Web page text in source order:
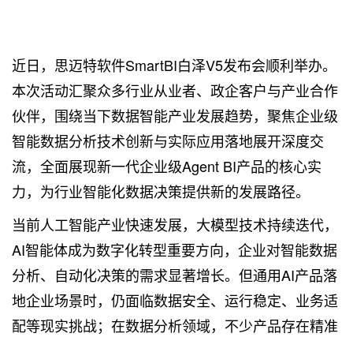
近日，思迈特软件SmartBI白泽V5发布会顺利举办。
本次活动汇聚众多行业从业者、政企客户与产业合作
伙伴，围绕当下数据智能产业发展趋势，聚焦企业级
智能数据分析技术创新与实际应用落地展开深度交
流，全面展现新一代企业级Agent BI产品的核心实
力，为行业智能化数据决策提供新的发展路径。
当前人工智能产业快速发展，大模型技术持续迭代，
AI智能体成为数字化转型重要方向，企业对智能数据
分析、自动化决策的需求显著增长。但通用AI产品落
地企业场景时，仍面临数据安全、运行稳定、业务适
配等现实挑战；在数据分析领域，不少产品存在精准